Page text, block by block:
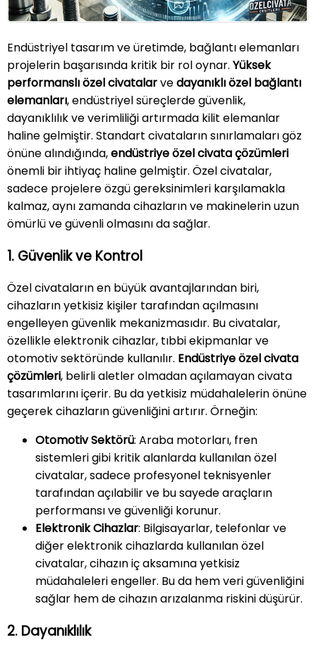
İletişim
Endüstriyel tasarım ve üretimde, bağlantı elemanları
projelerin başarısında kritik bir rol oynar. Yüksek
performanslı özel civatalarvedayanıklı özel bağlantı
elemanları, endüstriyel süreçlerde güvenlik,
dayanıklılık ve verimliliği artırmada kilit elemanlar
haline gelmiştir. Standart civataların sınırlamaları göz
önüne alındığında,endüstriye özel civata çözümleri
önemli bir ihtiyaç haline gelmiştir. Özel civatalar,
sadece projelere özgü gereksinimleri karşılamakla
kalmaz, aynı zamanda cihazların ve makinelerin uzun
ömürlü ve güvenli olmasını da sağlar.
1. Güvenlik ve Kontrol
Özel civataların en büyük avantajlarından biri,
cihazların yetkisiz kişiler tarafından açılmasını
engelleyen güvenlik mekanizmasıdır. Bu civatalar,
özellikle elektronik cihazlar, tıbbi ekipmanlar ve
otomotiv sektöründe kullanılır. Endüstriye özel civata
çözümleri, belirli aletler olmadan açılamayan civata
tasarımlarını içerir. Bu da yetkisiz müdahalelerin önüne
geçerek cihazların güvenliğini artırır. Örneğin:
Otomotiv Sektörü: Araba motorları, fren
sistemleri gibi kritik alanlarda kullanılan özel
civatalar, sadece profesyonel teknisyenler
tarafından açılabilir ve bu sayede araçların
performansı ve güvenliği korunur.
Elektronik Cihazlar: Bilgisayarlar, telefonlar ve
diğer elektronik cihazlarda kullanılan özel
civatalar, cihazın iç aksamına yetkisiz
müdahaleleri engeller. Bu da hem veri güvenliğini
sağlar hem de cihazın arızalanma riskini düşürür.
2. Dayanıklılık